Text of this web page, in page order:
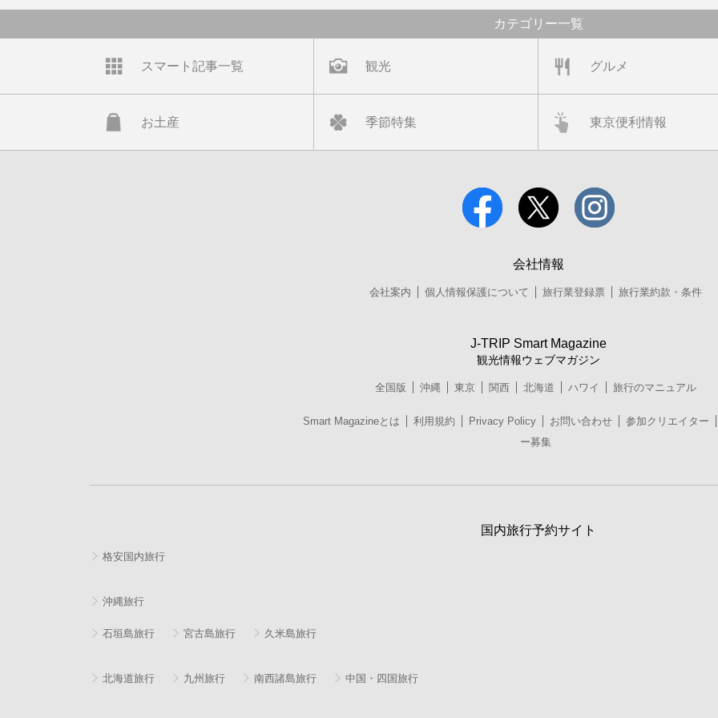
カテゴリー一覧
スマート記事一覧 観光 グルメ
お土産 季節特集 東京便利情報
会社情報
会社案内 個人情報保護について 旅行業登録票 旅行業約款・条件
J-TRIP Smart Magazine
観光情報ウェブマガジン
全国版 沖縄 東京 関西 北海道 ハワイ 旅行のマニュアル
Smart Magazineとは 利用規約 Privacy Policy お問い合わせ 参加クリエイター
ー募集
国内旅行予約サイト
格安国内旅行
沖縄旅行
石垣島旅行 宮古島旅行 久米島旅行
北海道旅行 九州旅行 南西諸島旅行 中国・四国旅行